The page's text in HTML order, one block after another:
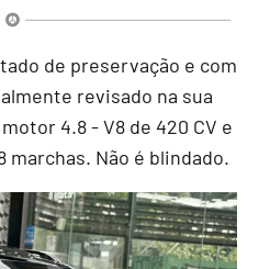
de preservação e com
revisado na sua
4.8 - V8 de 420 CV e
Não é blindado.